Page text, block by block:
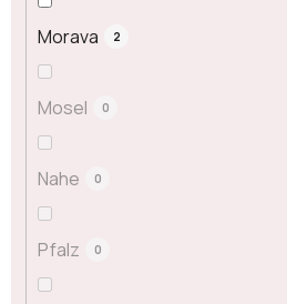
Morava 2
Mosel 0
Nahe 0
Pfalz 0